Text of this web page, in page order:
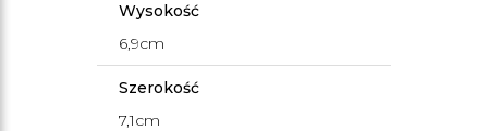
Wysokość
6,9cm
Szerokość
7,1cm